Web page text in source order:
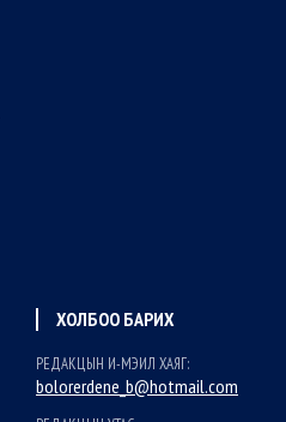
ХОЛБОО БАРИХ
РЕДАКЦЫН И-МЭИЛ ХАЯГ:
bolorerdene_b@hotmail.com